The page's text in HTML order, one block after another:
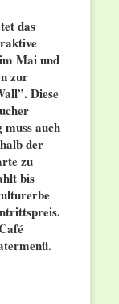
das
Mai und
zur
Diese
auch
der
zu
bis